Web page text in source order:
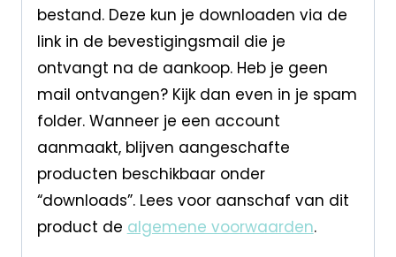
bestand. Deze kun je downloaden via de
link in de bevestigingsmail die je
ontvangt na de aankoop. Heb je geen
mail ontvangen? Kijk dan even in je spam
folder. Wanneer je een account
aanmaakt, blijven aangeschafte
producten beschikbaar onder
“downloads”. Lees voor aanschaf van dit
product de algemene voorwaarden.